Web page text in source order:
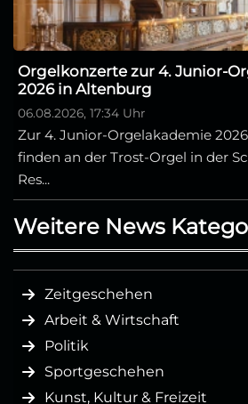
Orgelkonzerte zur 4. Junior-
2026 in Altenburg
06.08.2026, 17:34 Uhr
Zur 4. Junior-Orgelakademie
finden an der Trost-Orgel in der
Res...
Weitere News
Zeitgeschehen
Arbeit & Wirtschaft
Politik
Sportgeschehen
Kunst, Kultur & Freizeit